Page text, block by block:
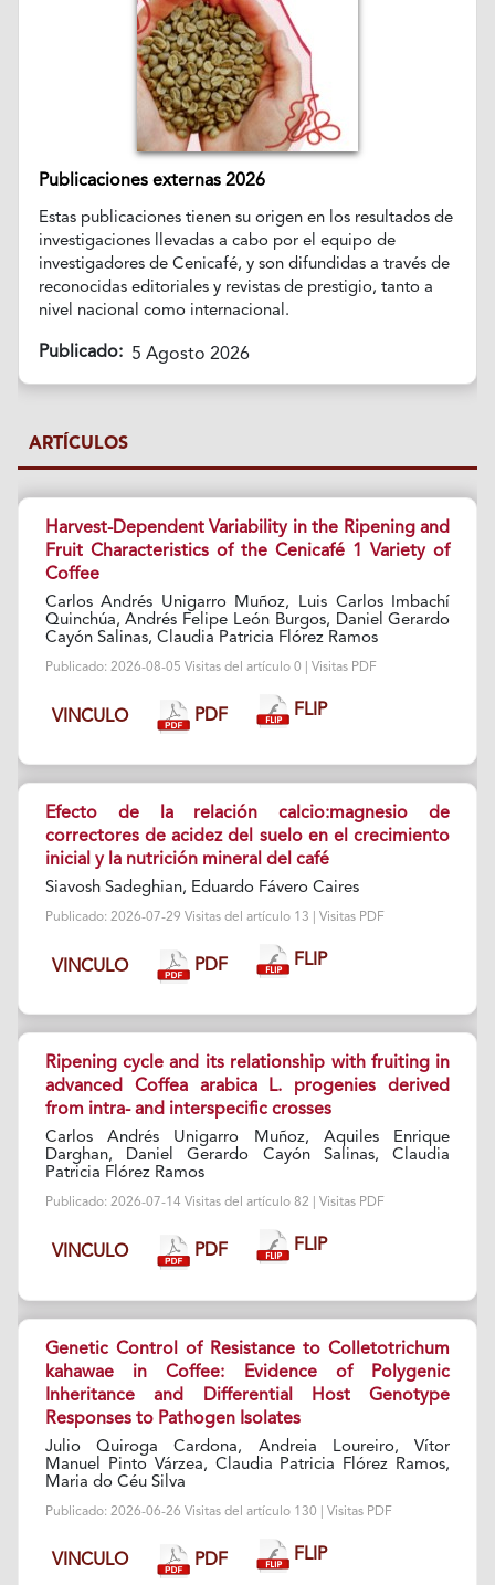
Publicaciones externas 2026
Estas publicaciones tienen su origen en los resultados de
investigaciones llevadas a cabo por el equipo de
investigadores de Cenicafé, y son difundidas a través de
reconocidas editoriales y revistas de prestigio, tanto a
nivel nacional como internacional.
Publicado: 5 Agosto 2026
ARTÍCULOS
Harvest-Dependent Variability in the Ripening and
Fruit Characteristics of the Cenicafé 1 Variety of
Coffee
Carlos Andrés Unigarro Muñoz, Luis Carlos Imbachí
Quinchúa, Andrés Felipe León Burgos, Daniel Gerardo
Cayón Salinas, Claudia Patricia Flórez Ramos
Publicado: 2026-08-05 Visitas del artículo 0 | Visitas PDF
VINCULO PDF FLIP
Efecto de la relación calcio:magnesio de
correctores de acidez del suelo en el crecimiento
inicial y la nutrición mineral del café
Siavosh Sadeghian, Eduardo Fávero Caires
Publicado: 2026-07-29 Visitas del artículo 13 | Visitas PDF
VINCULO PDF FLIP
Ripening cycle and its relationship with fruiting in
advanced Coffea arabica L. progenies derived
from intra- and interspecific crosses
Carlos Andrés Unigarro Muñoz, Aquiles Enrique
Darghan, Daniel Gerardo Cayón Salinas, Claudia
Patricia Flórez Ramos
Publicado: 2026-07-14 Visitas del artículo 82 | Visitas PDF
VINCULO PDF FLIP
Genetic Control of Resistance to Colletotrichum
kahawae in Coffee: Evidence of Polygenic
Inheritance and Differential Host Genotype
Responses to Pathogen Isolates
Julio Quiroga Cardona, Andreia Loureiro, Vítor
Manuel Pinto Várzea, Claudia Patricia Flórez Ramos,
Maria do Céu Silva
Publicado: 2026-06-26 Visitas del artículo 130 | Visitas PDF
VINCULO PDF FLIP